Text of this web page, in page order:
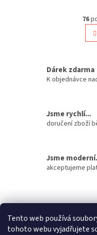
Tento web používá
tohoto webu vyjadřujete
76
Dárek zdarma
K objednávce
Jsme rychlí...
doručení zboží
Jsme
akceptujeme
á